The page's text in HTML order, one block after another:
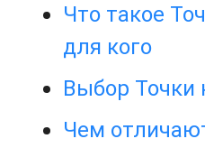
Что такое
для кого
Выбор Точки
Чем